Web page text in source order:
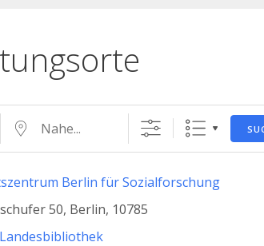
Berlin für Sozialforschung
50, Berlin, 10785